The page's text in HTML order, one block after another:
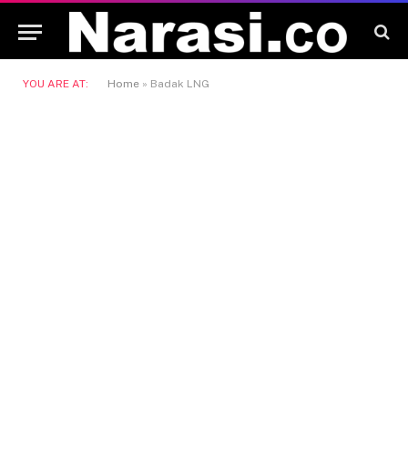
YOU ARE AT: Home » Badak LNG